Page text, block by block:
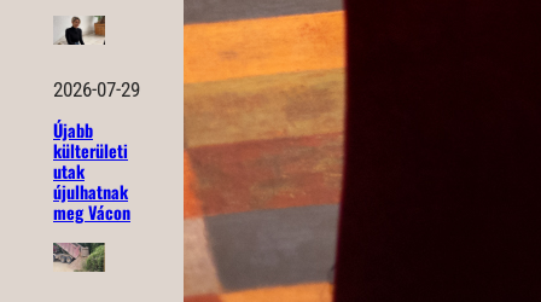
2026-07-29
Újabb
külterületi
utak
újulhatnak
meg Vácon